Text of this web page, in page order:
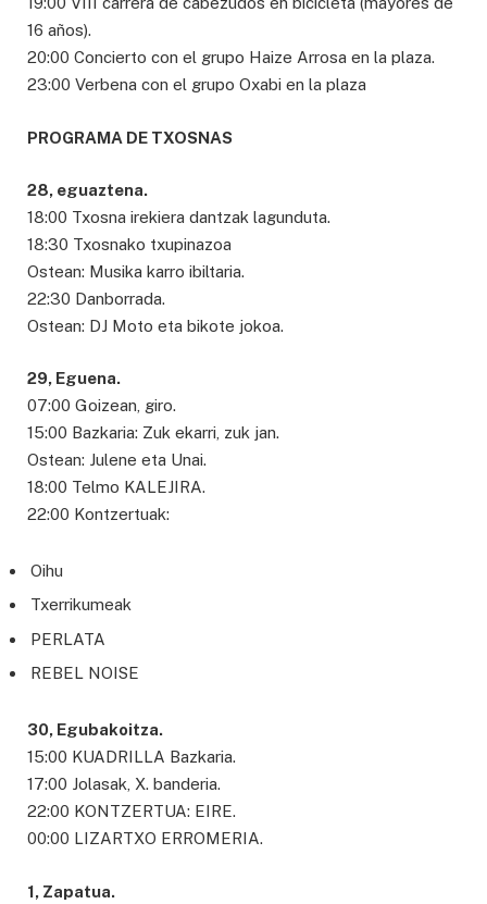
16 años).
20:00 Concierto con el grupo Haize Arrosa en la plaza.
23:00 Verbena con el grupo Oxabi en la plaza
PROGRAMA DE TXOSNAS
28, eguaztena.
18:00 Txosna irekiera dantzak lagunduta.
18:30 Txosnako txupinazoa
Ostean: Musika karro ibiltaria.
22:30 Danborrada.
Ostean: DJ Moto eta bikote jokoa.
29, Eguena.
07:00 Goizean, giro.
15:00 Bazkaria: Zuk ekarri, zuk jan.
Ostean: Julene eta Unai.
18:00 Telmo KALEJIRA.
22:00 Kontzertuak:
Oihu
Txerrikumeak
PERLATA
REBEL NOISE
30, Egubakoitza.
15:00 KUADRILLA Bazkaria.
17:00 Jolasak, X. banderia.
22:00 KONTZERTUA: EIRE.
00:00 LIZARTXO ERROMERIA.
1, Zapatua.